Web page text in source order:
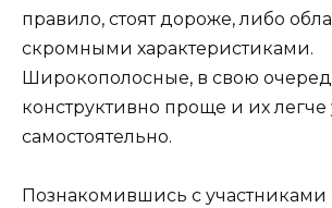
правило, стоят дороже, либо
скромными характеристиками.
Широкополосные, в свою
конструктивно проще и их легче
самостоятельно.
Познакомившись с участниками